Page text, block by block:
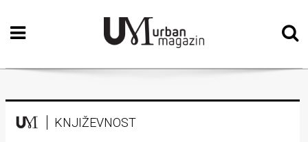
Početna
Vizualne
Teatar KNJIŽEVNOST